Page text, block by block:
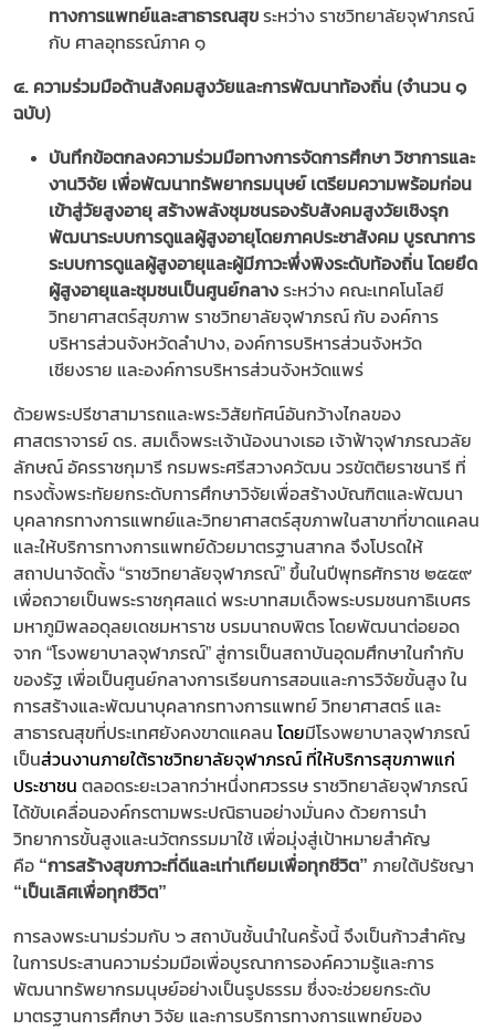
ทางการแพทย์และสาธารณสุข ระหว่าง ราชวิทยาลัยจุฬาภรณ์
กับ ศาลอุทธรณ์ภาค ๑
๔. ความร่วมมือด้านสังคมสูงวัยและการพัฒนาท้องถิ่น (จำนวน ๑
ฉบับ)
บันทึกข้อตกลงความร่วมมือทางการจัดการศึกษา วิชาการและ
งานวิจัย เพื่อพัฒนาทรัพยากรมนุษย์ เตรียมความพร้อมก่อน
เข้าสู่วัยสูงอายุ สร้างพลังชุมชนรองรับสังคมสูงวัยเชิงรุก
พัฒนาระบบการดูแลผู้สูงอายุโดยภาคประชาสังคม บูรณาการ
ระบบการดูแลผู้สูงอายุและผู้มีภาวะพึ่งพิงระดับท้องถิ่น โดยยึด
ผู้สูงอายุและชุมชนเป็นศูนย์กลาง ระหว่าง คณะเทคโนโลยี
วิทยาศาสตร์สุขภาพ ราชวิทยาลัยจุฬาภรณ์ กับ องค์การ
บริหารส่วนจังหวัดลำปาง, องค์การบริหารส่วนจังหวัด
เชียงราย และองค์การบริหารส่วนจังหวัดแพร่
ด้วยพระปรีชาสามารถและพระวิสัยทัศน์อันกว้างไกลของ
ศาสตราจารย์ ดร. สมเด็จพระเจ้าน้องนางเธอ เจ้าฟ้าจุฬาภรณวลัย
ลักษณ์ อัครราชกุมารี กรมพระศรีสวางควัฒน วรขัตติยราชนารี ที่
ทรงตั้งพระทัยยกระดับการศึกษาวิจัยเพื่อสร้างบัณฑิตและพัฒนา
บุคลากรทางการแพทย์และวิทยาศาสตร์สุขภาพในสาขาที่ขาดแคลน
และให้บริการทางการแพทย์ด้วยมาตรฐานสากล จึงโปรดให้
สถาปนาจัดตั้ง “ราชวิทยาลัยจุฬาภรณ์” ขึ้นในปีพุทธศักราช ๒๕๕๙
เพื่อถวายเป็นพระราชกุศลแด่ พระบาทสมเด็จพระบรมชนกาธิเบศร
มหาภูมิพลอดุลยเดชมหาราช บรมนาถบพิตร โดยพัฒนาต่อยอด
จาก “โรงพยาบาลจุฬาภรณ์” สู่การเป็นสถาบันอุดมศึกษาในกำกับ
ของรัฐ เพื่อเป็นศูนย์กลางการเรียนการสอนและการวิจัยขั้นสูง ใน
การสร้างและพัฒนาบุคลากรทางการแพทย์ วิทยาศาสตร์ และ
สาธารณสุขที่ประเทศยังคงขาดแคลน โดยมีโรงพยาบาลจุฬาภรณ์
เป็นส่วนงานภายใต้ราชวิทยาลัยจุฬาภรณ์ ที่ให้บริการสุขภาพแก่
ประชาชน ตลอดระยะเวลากว่าหนึ่งทศวรรษ ราชวิทยาลัยจุฬาภรณ์
ได้ขับเคลื่อนองค์กรตามพระปณิธานอย่างมั่นคง ด้วยการนำ
วิทยาการขั้นสูงและนวัตกรรมมาใช้ เพื่อมุ่งสู่เป้าหมายสำคัญ
คือ “การสร้างสุขภาวะที่ดีและเท่าเทียมเพื่อทุกชีวิต” ภายใต้ปรัชญา
“เป็นเลิศเพื่อทุกชีวิต”
การลงพระนามร่วมกับ ๖ สถาบันชั้นนำในครั้งนี้ จึงเป็นก้าวสำคัญ
ในการประสานความร่วมมือเพื่อบูรณาการองค์ความรู้และการ
พัฒนาทรัพยากรมนุษย์อย่างเป็นรูปธรรม ซึ่งจะช่วยยกระดับ
มาตรฐานการศึกษา วิจัย และการบริการทางการแพทย์ของ